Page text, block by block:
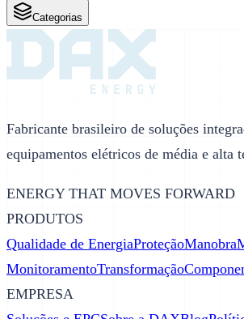
Categorias
Fabricante brasileiro de soluções
equipamentos elétricos de média e alta
ENERGY THAT MOVES FORWARD
PRODUTOS
Qualidade de EnergiaProteçãoManobra
MonitoramentoTransformação
EMPRESA